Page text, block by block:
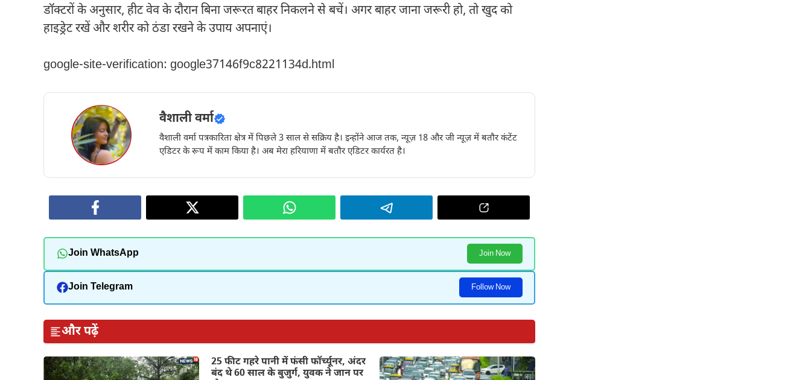
डॉक्टरों के अनुसार, हीट वेव के दौरान बिना जरूरत बाहर निकलने से बचें। अगर बाहर जाना जरूरी हो, तो खुद को
हाइड्रेट रखें और शरीर को ठंडा रखने के उपाय अपनाएं।
google-site-verification: google37146f9c8221134d.html
वैशाली वर्मा
वैशाली वर्मा पत्रकारिता क्षेत्र में पिछले 3 साल से सक्रिय है। इन्होंने आज तक, न्यूज़ 18 और जी न्यूज़ में बतौर कंटेंट
एडिटर के रूप में काम किया है। अब मेरा हरियाणा में बतौर एडिटर कार्यरत है।
Join WhatsApp Join Now
Join Telegram Follow Now
और पढ़ें
25 फीट गहरे पानी में फंसी फॉर्च्यूनर, अंदर
बंद थे 60 साल के बुजुर्ग, युवक ने जान पर